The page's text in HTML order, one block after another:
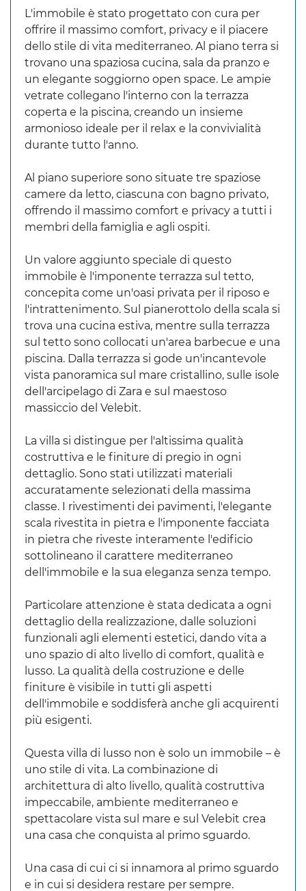
L'immobile è stato progettato con cura per
offrire il massimo comfort, privacy e il piacere
dello stile di vita mediterraneo. Al piano terra si
trovano una spaziosa cucina, sala da pranzo e
un elegante soggiorno open space. Le ampie
vetrate collegano l'interno con la terrazza
coperta e la piscina, creando un insieme
armonioso ideale per il relax e la convivialità
durante tutto l'anno.
Al piano superiore sono situate tre spaziose
camere da letto, ciascuna con bagno privato,
offrendo il massimo comfort e privacy a tutti i
membri della famiglia e agli ospiti.
Un valore aggiunto speciale di questo
immobile è l'imponente terrazza sul tetto,
concepita come un'oasi privata per il riposo e
l'intrattenimento. Sul pianerottolo della scala si
trova una cucina estiva, mentre sulla terrazza
sul tetto sono collocati un'area barbecue e una
piscina. Dalla terrazza si gode un'incantevole
vista panoramica sul mare cristallino, sulle isole
dell'arcipelago di Zara e sul maestoso
massiccio del Velebit.
La villa si distingue per l'altissima qualità
costruttiva e le finiture di pregio in ogni
dettaglio. Sono stati utilizzati materiali
accuratamente selezionati della massima
classe. I rivestimenti dei pavimenti, l'elegante
scala rivestita in pietra e l'imponente facciata
in pietra che riveste interamente l'edificio
sottolineano il carattere mediterraneo
dell'immobile e la sua eleganza senza tempo.
Particolare attenzione è stata dedicata a ogni
dettaglio della realizzazione, dalle soluzioni
funzionali agli elementi estetici, dando vita a
uno spazio di alto livello di comfort, qualità e
lusso. La qualità della costruzione e delle
finiture è visibile in tutti gli aspetti
dell'immobile e soddisferà anche gli acquirenti
più esigenti.
Questa villa di lusso non è solo un immobile – è
uno stile di vita. La combinazione di
architettura di alto livello, qualità costruttiva
impeccabile, ambiente mediterraneo e
spettacolare vista sul mare e sul Velebit crea
una casa che conquista al primo sguardo.
Una casa di cui ci si innamora al primo sguardo
e in cui si desidera restare per sempre.